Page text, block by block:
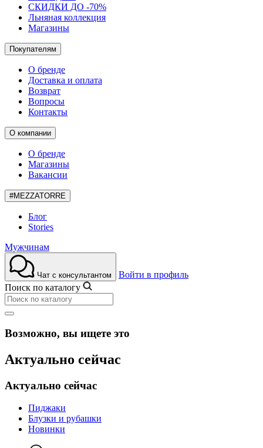
СКИДКИ ДО -70%
Льняная коллекция
Магазины
Покупателям
О бренде
Доставка и оплата
Возврат
Вопросы
Контакты
О компании
О бренде
Магазины
Вакансии
#MEZZATORRE
Блог
Stories
Мужчинам
Чат с консультантом
Войти в профиль
Поиск по каталогу
Возможно, вы ищете это
Актуально сейчас
Актуально сейчас
Пиджаки
Блузки и рубашки
Новинки